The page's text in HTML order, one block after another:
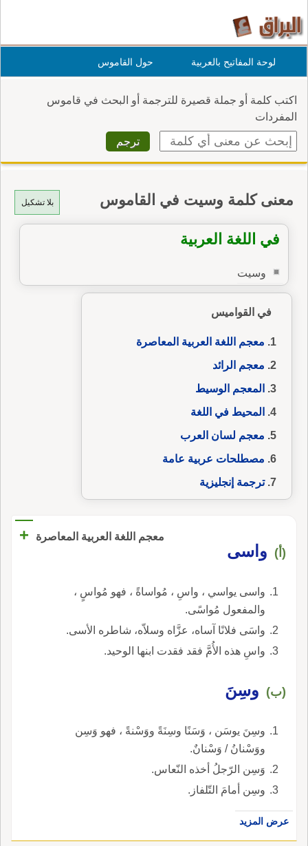
لوحة المفاتيح بالعربية حول القاموس
اكتب كلمة أو جملة قصيرة للترجمة أو البحث في قاموس
المفردات
بلا تشكيل معنى كلمة وسيت في القاموس
في اللغة العربية
وسيت
في القواميس
معجم اللغة العربية المعاصرة
معجم الرائد
المعجم الوسيط
المحيط في اللغة
معجم لسان العرب
مصطلحات عربية عامة
ترجمة إنجليزية
معجم اللغة العربية المعاصرة +
(أ) واسى
واسى يواسي ، واسِ ، مُواساةً ، فهو مُواسٍ ،
والمفعول مُواسًى.
واسَى فلانًا آساه، عزَّاه وسلاّه، شاطره الأسى.
واسِ هذه الأُمَّ فقد فقدت ابنها الوحيد.
(ب) وسِنَ
وسِنَ يوسَن ، وَسَنًا وسِنَةً ووَسْنةً ، فهو وَسِن
ووَسْنانُ / وَسْنانٌ.
وَسِن الرّجلُ أخذه النّعاس.
وسِن أمامَ التّلفاز.
عرض المزيد